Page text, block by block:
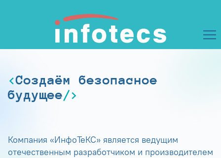
Создаём безопасное
будущее
Компания «ИнфоТеКС» является ведущим
отечественным разработчиком и производителем